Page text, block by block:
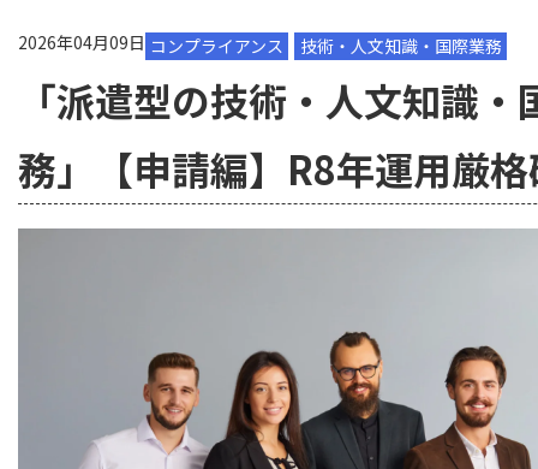
2026年04月09日 コンプライアンス 技術・人文知識・国際業務
「派遣型の技術・人文知識・
務」【申請編】R8年運用厳